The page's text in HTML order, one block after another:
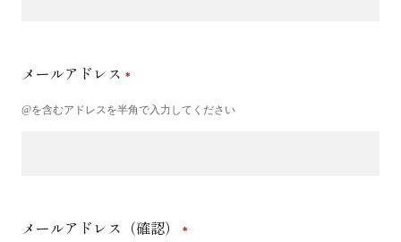
メールアドレス
@を含むアドレスを半角で入力してください
メールアドレス（確認）